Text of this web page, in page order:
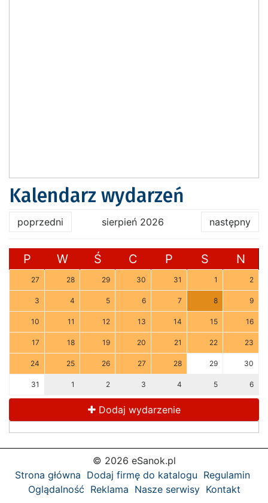
Kalendarz wydarzeń
poprzedni sierpień 2026 następny
P W Ś C P S N
27 28 29 30 31 1 2
3 4 5 6 7 8 9
10 11 12 13 14 15 16
17 18 19 20 21 22 23
24 25 26 27 28 29 30
31 1 2 3 4 5 6
Dodaj wydarzenie
© 2026 eSanok.pl
Strona główna Dodaj firmę do katalogu Regulamin
Oglądalność Reklama Nasze serwisy Kontakt